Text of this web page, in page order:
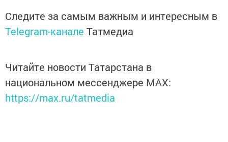
Следите за самым важным и интересным в
Telegram-канале Татмедиа
Читайте новости Татарстана в
национальном мессенджере MАХ:
https://max.ru/tatmedia